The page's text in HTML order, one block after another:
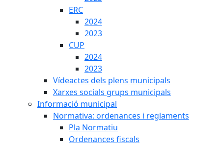
ERC
2024
2023
CUP
2024
2023
Vídeactes dels plens municipals
Xarxes socials grups municipals
Informació municipal
Normativa: ordenances i reglaments
Pla Normatiu
Ordenances fiscals